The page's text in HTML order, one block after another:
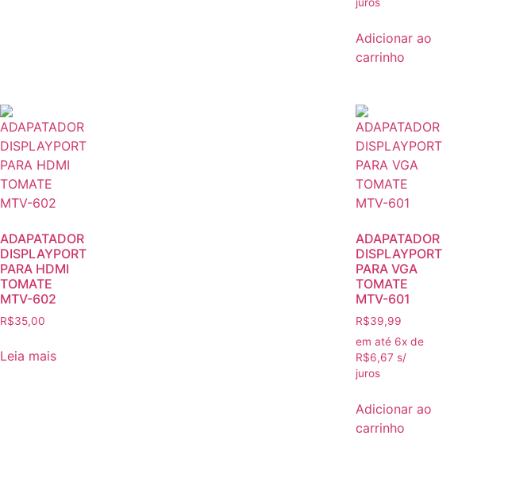
Adicionar ao
carrinho
ADAPATADOR
DISPLAYPORT
PARA HDMI
TOMATE
MTV-602
R$35,00
Leia mais
ADAPATADOR
DISPLAYPORT
PARA VGA
TOMATE
MTV-601
R$39,99
em até 6x de
R$6,67 s/
juros
Adicionar ao
carrinho